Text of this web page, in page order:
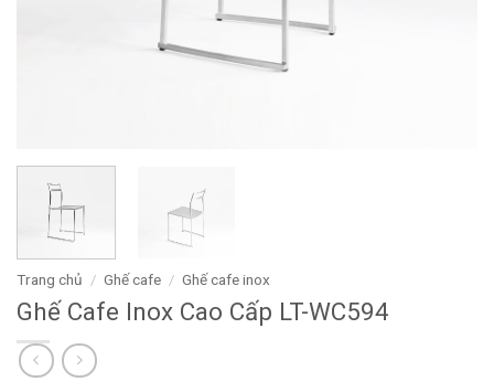
Trang chủ / Ghế cafe / Ghế cafe inox
Ghế Cafe Inox Cao Cấp LT-WC594